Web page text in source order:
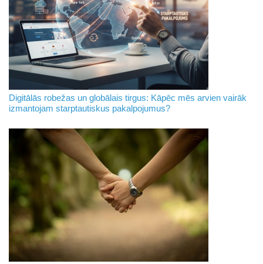
Digitālās robežas un globālais tirgus: Kāpēc mēs arvien vairāk
izmantojam starptautiskus pakalpojumus?